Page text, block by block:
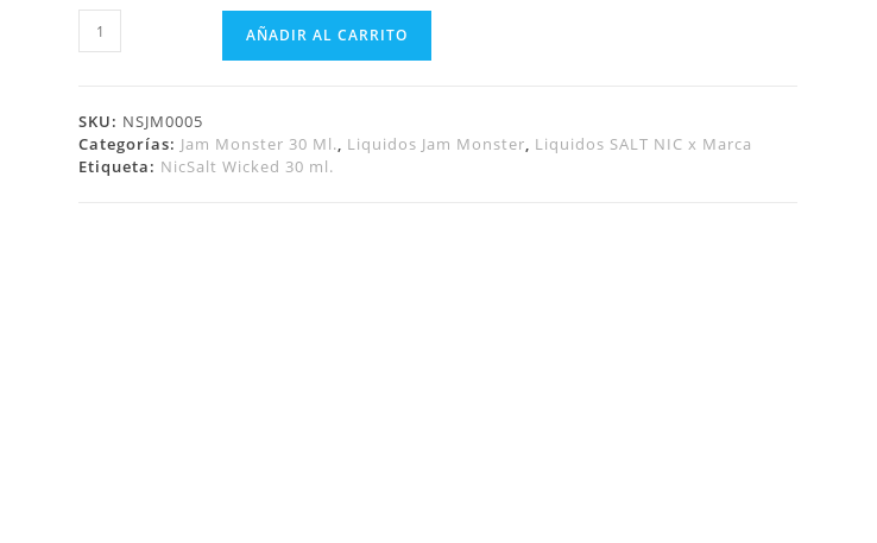
AÑADIR AL CARRITO
SKU: NSJM0005
Categorías: Jam Monster 30 Ml., Liquidos Jam Monster, Liquidos SALT NIC x Marca
Etiqueta: NicSalt Wicked 30 ml.